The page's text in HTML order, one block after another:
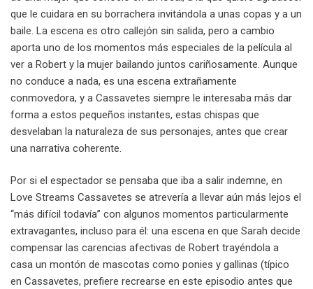
que le cuidara en su borrachera invitándola a unas copas y a un
baile. La escena es otro callejón sin salida, pero a cambio
aporta uno de los momentos más especiales de la película al
ver a Robert y la mujer bailando juntos cariñosamente. Aunque
no conduce a nada, es una escena extrañamente
conmovedora, y a Cassavetes siempre le interesaba más dar
forma a estos pequeños instantes, estas chispas que
desvelaban la naturaleza de sus personajes, antes que crear
una narrativa coherente.
Por si el espectador se pensaba que iba a salir indemne, en
Love Streams Cassavetes se atrevería a llevar aún más lejos el
“más difícil todavía” con algunos momentos particularmente
extravagantes, incluso para él: una escena en que Sarah decide
compensar las carencias afectivas de Robert trayéndola a
casa un montón de mascotas como ponies y gallinas (típico
en Cassavetes, prefiere recrearse en este episodio antes que